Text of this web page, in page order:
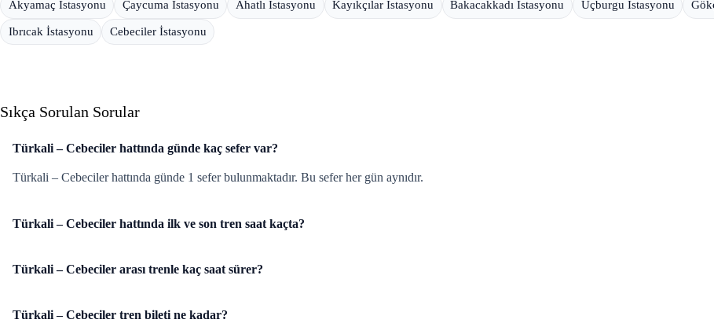
Akyamaç İstasyonu Çaycuma İstasyonu Ahatlı İstasyonu Kayıkçılar İstasyonu Bakacakkadı İstasyonu Üçburgu İstasyonu
Ibrıcak İstasyonu Cebeciler İstasyonu
Sıkça Sorulan Sorular
Türkali – Cebeciler hattında günde kaç sefer var?
Türkali – Cebeciler hattında günde 1 sefer bulunmaktadır. Bu sefer her gün aynıdır.
Türkali – Cebeciler hattında ilk ve son tren saat kaçta?
Türkali – Cebeciler arası trenle kaç saat sürer?
Türkali – Cebeciler tren bileti ne kadar?